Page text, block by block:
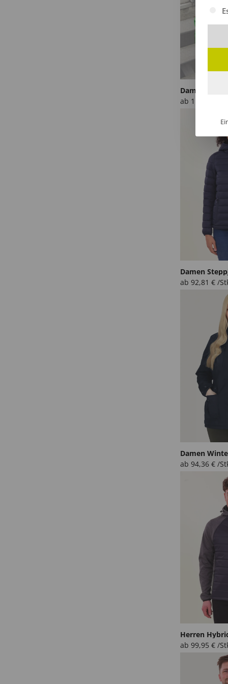
Damen
ab 114,93
Damen
ab 92,81 € /
Damen
ab 94,36 € /
Herren
ab 99,95 € /
Es